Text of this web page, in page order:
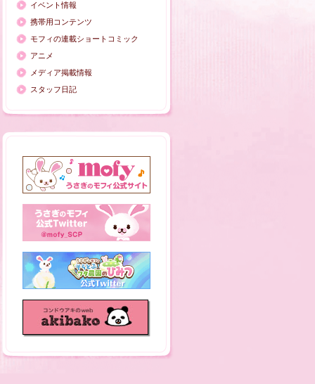
イベント情報
携帯用コンテンツ
モフィの連載ショートコミック
アニメ
メディア掲載情報
スタッフ日記